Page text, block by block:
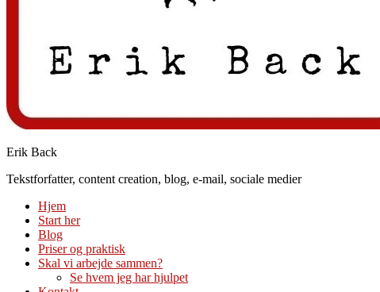
Erik Back
Tekstforfatter, content creation, blog, e-mail, sociale medier
Hjem
Start her
Blog
Priser og praktisk
Skal vi arbejde sammen?
Se hvem jeg har hjulpet